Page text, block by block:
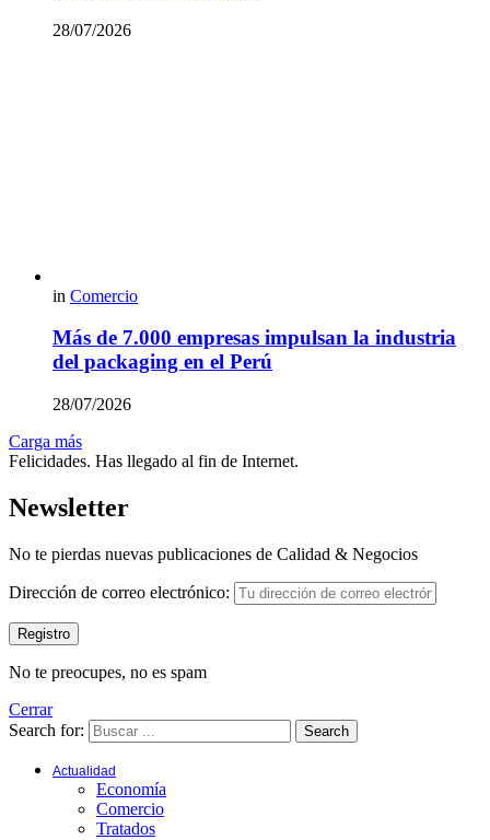
28/07/2026
in Comercio
Más de 7.000 empresas impulsan la industria
del packaging en el Perú
28/07/2026
Carga más
Felicidades. Has llegado al fin de Internet.
Newsletter
No te pierdas nuevas publicaciones de Calidad & Negocios
Dirección de correo electrónico:
No te preocupes, no es spam
Cerrar
Search for:
Search
Actualidad
Economía
Comercio
Tratados